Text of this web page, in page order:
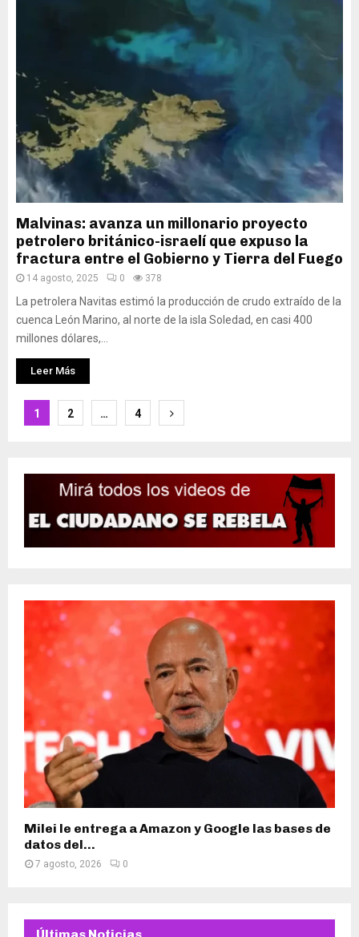
Malvinas: avanza un millonario proyecto
petrolero británico-israelí que expuso la
fractura entre el Gobierno y Tierra del Fuego
14 agosto, 2025 0 378
La petrolera Navitas estimó la producción de crudo extraído de la
cuenca León Marino, al norte de la isla Soledad, en casi 400
millones dólares,...
Leer Más
Paginación
entradas
1 2 … 4
Milei le entrega a Amazon y Google las bases de
datos del...
7 agosto, 2026 0